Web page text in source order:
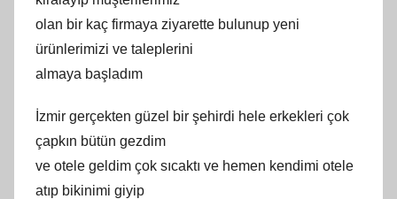
olan bir kaç firmaya ziyarette bulunup yeni
ürünlerimizi ve taleplerini
almaya başladım
İzmir gerçekten güzel bir şehirdi hele erkekleri çok
çapkın bütün gezdim
ve otele geldim çok sıcaktı ve hemen kendimi otele
atıp bikinimi giyip